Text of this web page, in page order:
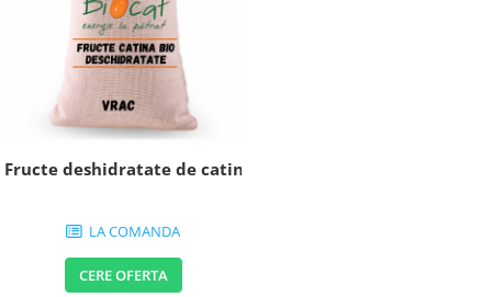
Fructe deshidratate de catina ecologice (produs
LA COMANDA
CERE OFERTA